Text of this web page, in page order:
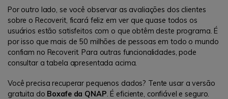
Por outro lado, se você observar as avaliações dos clientes
sobre o Recoverit, ficará feliz em ver que quase todos os
usuários estão satisfeitos com o que obtêm deste programa. É
por isso que mais de 50 milhões de pessoas em todo o mundo
confiam no Recoverit. Para outras funcionalidades, pode
consultar a tabela apresentada acima.
Você precisa recuperar pequenos dados? Tente usar a versão
gratuita do Boxafe da QNAP. É eficiente, confiável e seguro.